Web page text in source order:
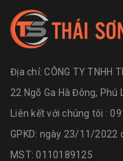
Địa chỉ:CÔNG TY TNHH
22 Ngõ Ga Hà Đông, Phú
Liên kết với chúng tôi :
GPKD: ngày 23/11/2022
MST: 0110189125